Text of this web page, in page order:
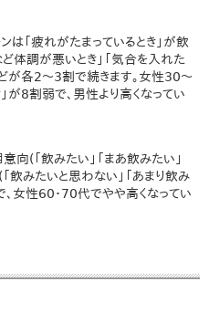
は「疲れがたまっているとき」が飲
体調が悪いとき」「気合を入れた
どが各2～3割で続きます。女性30～
が8割弱で、男性より高くなってい
向(「飲みたい」「まあ飲みたい」
みたいと思わない」「あまり飲み
女性60・70代でやや高くなってい